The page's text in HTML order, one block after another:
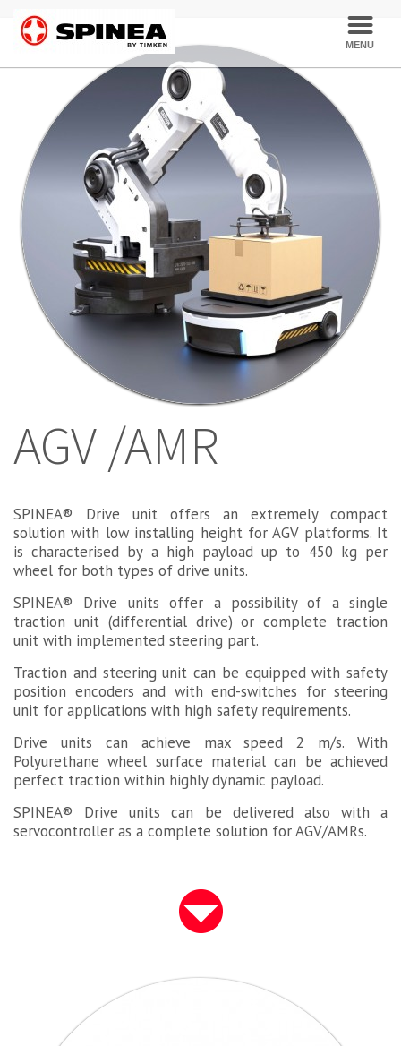
AGV /AMR
SPINEA® Drive unit offers an extremely compact
solution with low installing height for AGV platforms. It
is characterised by a high payload up to 450 kg per
wheel for both types of drive units.
SPINEA® Drive units offer a possibility of a single
traction unit (differential drive) or complete traction
unit with implemented steering part.
Traction and steering unit can be equipped with safety
position encoders and with end-switches for steering
unit for applications with high safety requirements.
Drive units can achieve max speed 2 m/s. With
Polyurethane wheel surface material can be achieved
perfect traction within highly dynamic payload.
SPINEA® Drive units can be delivered also with a
servocontroller as a complete solution for AGV/AMRs.